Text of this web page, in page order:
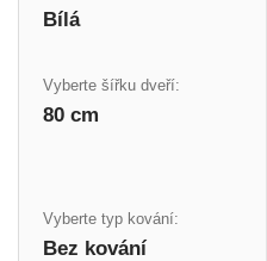
Bílá
Vyberte šířku dveří:
80 cm
Vyberte typ kování:
Bez kování